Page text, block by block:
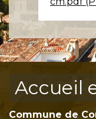
Accueil
Commune de